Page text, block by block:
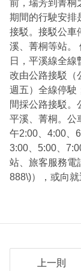
前，瑞芳到菁桐
期間的行駛安排
接駁。接駁公車
溪、菁桐等站。
日，平溪線全線
改由公路接駁（
週五）全線停駛
間採公路接駁。
平溪、菁桐。公
午2:00、4:00、
3:00、5:00、
站、旅客服務電
888\)），或向就
上一則